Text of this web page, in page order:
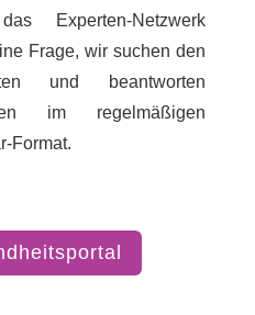
Experten-Netzwerk
Frage, wir suchen den
und beantworten
im regelmäßigen
Format.